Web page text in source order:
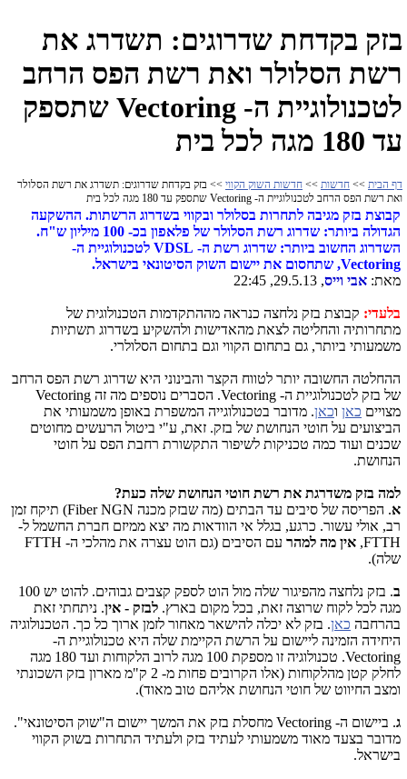
בזק בקדחת שדרוגים: תשדרג את
רשת הסלולר ואת רשת הפס הרחב
לטכנולוגיית ה- Vectoring שתספק
עד 180 מגה לכל בית
דף הבית >> חדשות >> חדשות השוק הקווי >> בזק בקדחת שדרוגים: תשדרג את רשת הסלולר
ואת רשת הפס הרחב לטכנולוגיית ה- Vectoring שתספק עד 180 מגה לכל בית
קבוצת בזק מגיבה לתחרות בסלולר ובקווי בשדרוג הרשתות. ההשקעה
הגדולה ביותר: שדרוג רשת הסלולר של פלאפון בכ- 100 מיליון ש"ח.
השדרוג החשוב ביותר: שדרוג רשת ה- VDSL לטכנולוגיית ה-
Vectoring, שתחסום את יישום השוק הסיטונאי בישראל.
מאת: אבי וייס, 29.5.13, 22:45
בלעדי: קבוצת בזק נלחצה כנראה מההתקדמות הטכנולוגית של
מתחרותיה והחליטה לצאת מהאדישות ולהשקיע בשדרוג תשתיות
משמעותי ביותר, גם בתחום הקווי וגם בתחום הסלולרי.
ההחלטה החשובה יותר לטווח הקצר והבינוני היא שדרוג רשת הפס הרחב
של בזק לטכנולוגיית ה- Vectoring. הסברים נוספים מה זה Vectoring
מצויים כאן וכאן. מדובר בטכנולוגייה המשפרת באופן משמעותי את
הביצועים על חוטי הנחושת של בזק. זאת, ע"י ביטול הרעשים מחוטים
שכנים ועוד כמה טכניקות לשיפור התקשורת רחבת הפס על חוטי
הנחושת.
למה בזק משדרגת את רשת חוטי הנחושת שלה כעת?
א
. הפריסה של סיבים עד הבתים (מה שבזק מכנה Fiber NGN) תיקח זמן
רב, אולי עשור. כרגע, בגלל אי הוודאות מה יצא ממיזם חברת החשמל ל-
FTTH, אין מה למהר
עם הסיבים (גם הוט עצרה את מהלכי ה- FTTH
שלה).
ב
. בזק נלחצה מהפיגור שלה מול הוט לספק קצבים גבוהים. להוט יש 100
מגה לכל לקוח שרוצה זאת, בכל מקום בארץ. לבזק - אין. ניתחתי זאת
בהרחבה כאן. בזק לא יכלה להישאר מאחור לזמן ארוך כל כך. הטכנולוגיה
היחידה הזמינה ליישום על הרשת הקיימת שלה היא טכנולוגיית ה-
Vectoring. טכנולוגיה זו מספקת 100 מגה לרוב הלקוחות ועד 180 מגה
לחלק קטן מהלקוחות (אלו הקרובים פחות מ- 2 ק"מ מארון בזק השכונתי
ומצב החיווט של חוטי הנחושת אליהם טוב מאוד).
ג
. ביישום ה- Vectoring מחסלת בזק את המשך יישום ה"שוק הסיטונאי".
מדובר בצעד מאוד משמעותי לעתיד בזק ולעתיד התחרות בשוק הקווי
בישראל.